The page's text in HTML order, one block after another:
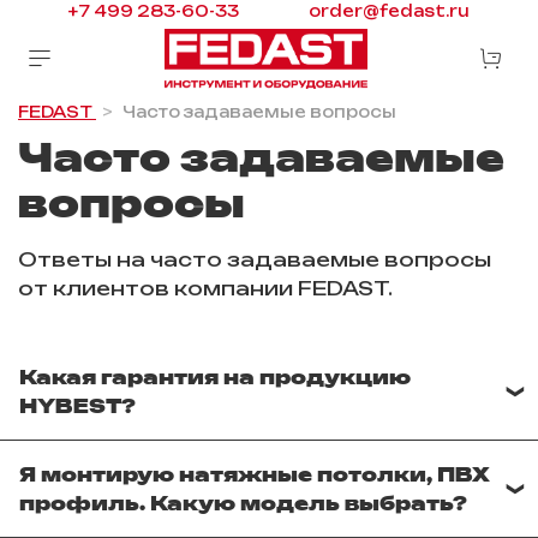
+7 499 283-60-33 order@fedast.ru
FEDAST Часто задаваемые вопросы
Часто задаваемые
вопросы
Ответы на часто задаваемые вопросы
от клиентов компании FEDAST.
Какая гарантия на продукцию
HYBEST?
производителя - 1 год.
Я монтирую натяжные потолки, ПВХ
профиль. Какую модель выбрать?